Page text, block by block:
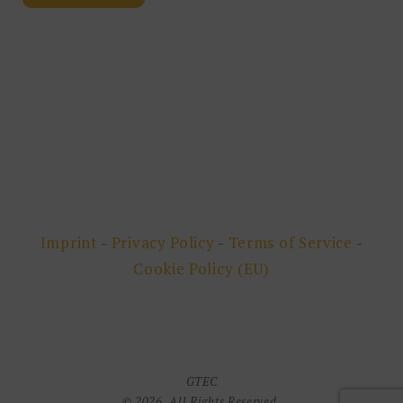
Imprint - Privacy Policy - Terms of Service -
Cookie Policy (EU)
GTEC